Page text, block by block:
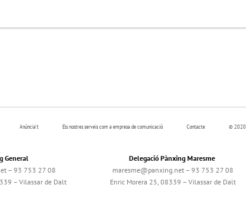
Anúncia’t Els nostres serveis com a empresa de comunicació Contacte © 2020
General
– 93 753 27 08
– Vilassar de Dalt
Delegació Pànxing Maresme
maresme@panxing.net – 93 753 27 08
Enric Morera 25, 08339 – Vilassar de Dalt